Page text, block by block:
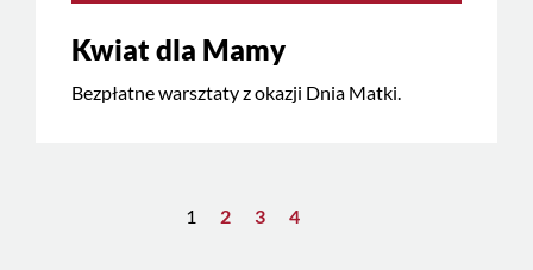
Kwiat dla Mamy
Bezpłatne warsztaty z okazji Dnia Matki.
1 2 3 4